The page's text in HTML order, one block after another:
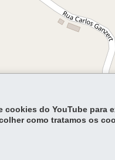
Leaflet | ©
do YouTube para
como tratamos os